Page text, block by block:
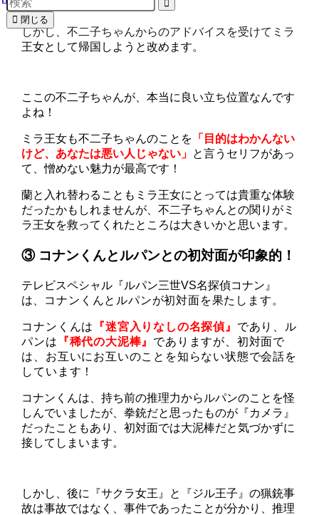
す。
しかし、不二子ちゃんからのアドバイスを受けてミラ
王女として帰国しようと改めます。
ここの不二子ちゃんが、本当に良い立ち位置なんです
よね！
ミラ王女も不二子ちゃんのことを 「目的はわかんない
けど、あなたは悪い人じゃない」 と言うセリフがあっ
て、憎めない魅力が最高です！
蘭と入れ替わることもミラ王女にとっては貴重な体験
だったかもしれませんが、不二子ちゃんとの関りがミ
ラ王女を救ってくれたところは大きいかと思います。
③ コナンくんとルパンとの初対面が印象的！
テレビスペシャル『ルパン三世VS名探偵コナン』
は、 コナンくんとルパンが初対面を果たします。
コナンくんは 『迷宮入りなしの名探偵』 であり、ル
パンは
『稀代の大泥棒』 でありますが、初対面で
は、お互いにお互いのことを知らない状態で会話を
しています！
コナンくんは、持ち前の推理力からルパンのことを怪
しんでいましたが、拳銃だと思ったものが『カメラ』
だったこともあり、初対面では大泥棒だと気づかずに
接してしまいます。
しかし、後に『サクラ女王』と『ジル王子』の猟銃事
故は事故ではなく、事件であったことが分かり、推理
閉じる